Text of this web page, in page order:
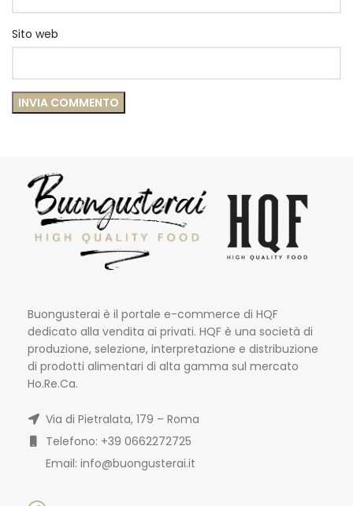
Sito web
Buongusterai è il portale e-commerce di HQF
dedicato alla vendita ai privati. HQF è una società di
produzione, selezione, interpretazione e distribuzione
di prodotti alimentari di alta gamma sul mercato
Ho.Re.Ca.
Via di Pietralata, 179 – Roma
Telefono: +39 0662272725
Email: info@buongusterai.it